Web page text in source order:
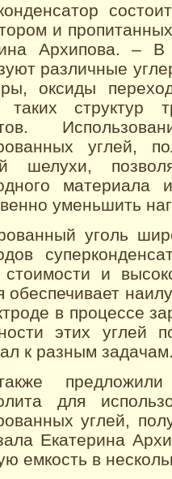
и
Архипова. – В
различные
оксиды
таких структур
углей,
шелухи,
уменьшить
уголь
стоимости и
обеспечивает
в процессе
этих углей
к разным
предложили
для
углей,
Екатерина
емкость в